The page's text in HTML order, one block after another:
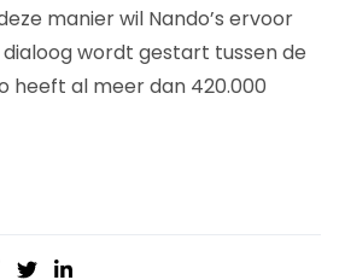
manier wil Nando’s ervoor
wordt gestart tussen de
heeft al meer dan 420.000